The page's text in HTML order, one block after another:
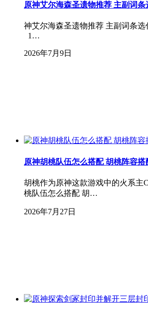
原神艾尔海森圣遗物推荐 主副词条
神艾尔海森圣遗物推荐 主副词条
1…
2026年7月9日
原神胡桃队伍怎么搭配 胡桃阵容搭
胡桃作为原神这款游戏中的火系主
桃队伍怎么搭配 胡…
2026年7月27日